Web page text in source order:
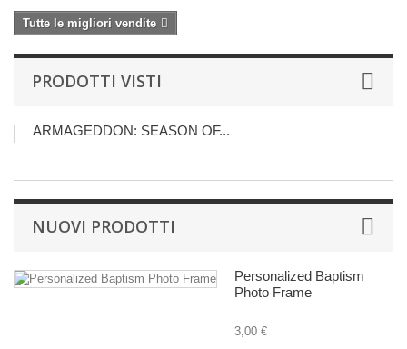
Tutte le migliori vendite
PRODOTTI VISTI
ARMAGEDDON: SEASON OF...
NUOVI PRODOTTI
Personalized Baptism
Photo Frame
3,00 €